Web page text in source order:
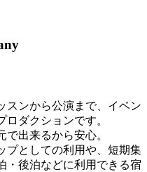
スンから公演まで、イベン
ロダクションです。
出来るから安心。
プとしての利用や、短期集
・後泊などに利用できる宿